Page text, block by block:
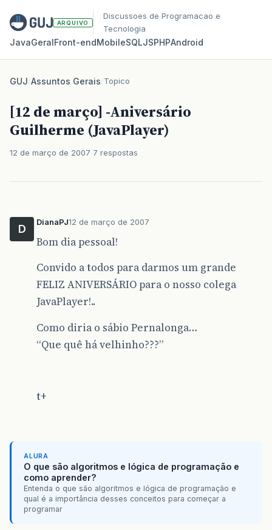
ARQUIVO
Discussoes de Programacao e
Tecnologia
JavaGeralFront‑endMobileSQLJSPHPAndroid
GUJ/Assuntos Gerais/Topico
[12 de março] -Aniversário
Guilherme (JavaPlayer)
12 de março de 2007 7 respostas
D
DianaPJ12 de março de 2007
Bom dia pessoal!
Convido a todos para darmos um grande
FELIZ ANIVERSÁRIO para o nosso colega
JavaPlayer!..
Como diria o sábio Pernalonga…
“Que quê há velhinho???”
t+
ALURA
O que são algoritmos e lógica de programação e
como aprender?
Entenda o que são algoritmos e lógica de programação e
qual é a importância desses conceitos para começar a
programar